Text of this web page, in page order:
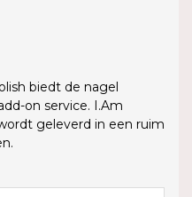
biedt de nagel
on service. I.Am
geleverd in een ruim